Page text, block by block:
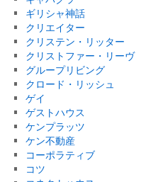
ギリシャ神話
クリエイター
クリステン・リッター
クリストファー・リーヴ
グループリビング
クロード・リッシュ
ゲイ
ゲストハウス
ケンプラッツ
ケン不動産
コーポラティブ
コツ